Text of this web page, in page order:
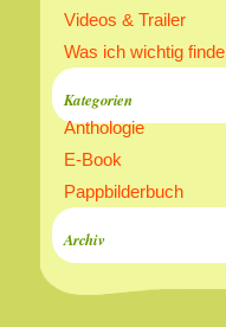
Videos & Trailer
Was ich wichtig finde
Kategorien
Anthologie
E-Book
Pappbilderbuch
Archiv